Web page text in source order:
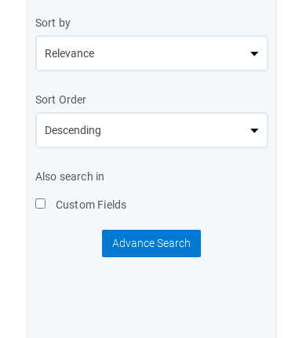
Sort by
Sort Order
Also search in
Custom Fields
Advance Search